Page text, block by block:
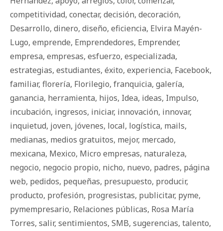
competitividad, conectar, decisión, decoración,
Desarrollo, dinero, diseño, eficiencia, Elvira Mayén-
Lugo, emprende, Emprendedores, Emprender,
empresa, empresas, esfuerzo, especializada,
estrategias, estudiantes, éxito, experiencia, Facebook,
familiar, florería, Florilegio, franquicia, galería,
ganancia, herramienta, hijos, Idea, ideas, Impulso,
incubación, ingresos, iniciar, innovación, innovar,
inquietud, joven, jóvenes, local, logística, mails,
medianas, medios gratuitos, mejor, mercado,
mexicana, Mexico, Micro empresas, naturaleza,
negocio, negocio propio, nicho, nuevo, padres, página
web, pedidos, pequeñas, presupuesto, producir,
producto, profesión, progresistas, publicitar, pyme,
pymempresario, Relaciones públicas, Rosa María
Torres, salir, sentimientos, SMB, sugerencias, talento,